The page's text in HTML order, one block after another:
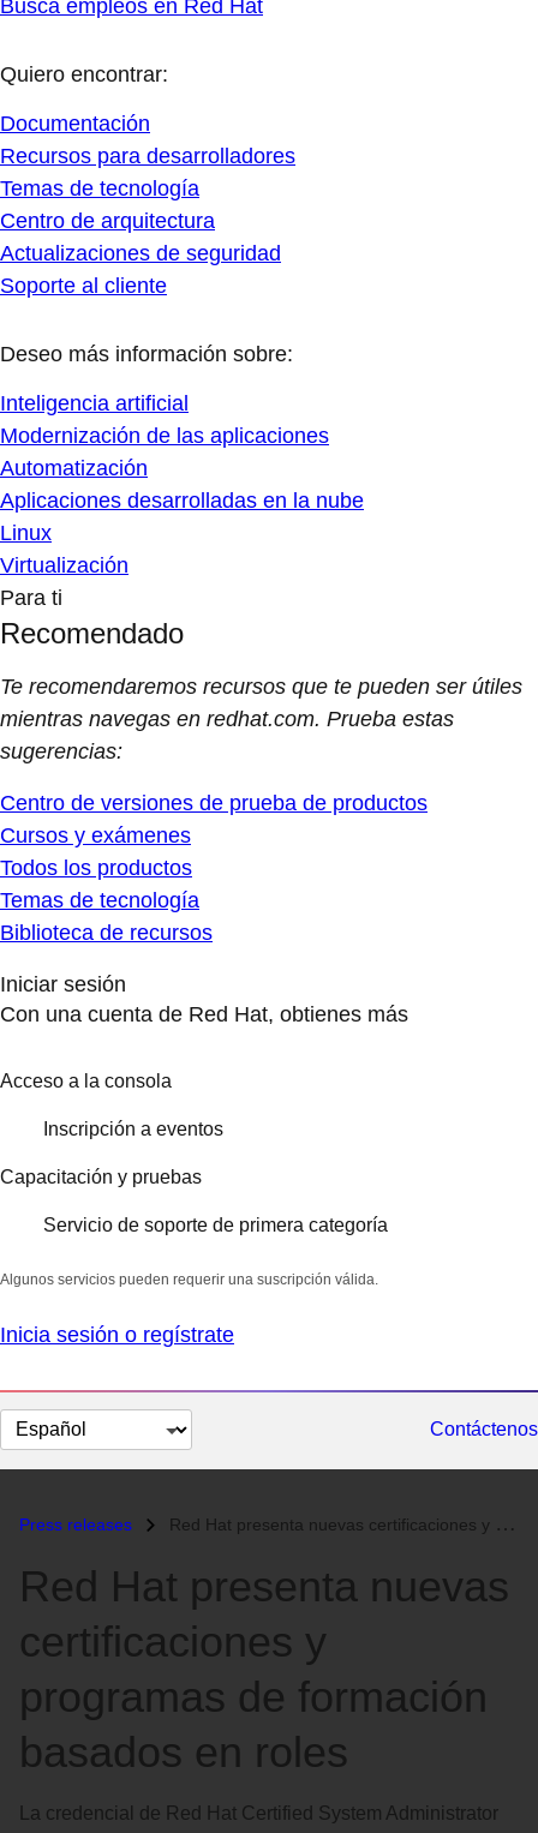
Busca empleos en Red Hat
Quiero encontrar:
Documentación
Recursos para desarrolladores
Temas de tecnología
Centro de arquitectura
Actualizaciones de seguridad
Soporte al cliente
Deseo más información sobre:
Inteligencia artificial
Modernización de las aplicaciones
Automatización
Aplicaciones desarrolladas en la nube
Linux
Virtualización
Para ti
Recomendado
Te recomendaremos recursos que te pueden ser útiles
mientras navegas en redhat.com. Prueba estas
sugerencias:
Centro de versiones de prueba de productos
Cursos y exámenes
Todos los productos
Temas de tecnología
Biblioteca de recursos
Iniciar sesión
Con una cuenta de Red Hat, obtienes más
Acceso a la consola
Inscripción a eventos
Capacitación y pruebas
Servicio de soporte de primera categoría
Algunos servicios pueden requerir una suscripción válida.
Inicia sesión o regístrate
Cambiar
el
Contáctenos
Press releases Red Hat presenta nuevas certificaciones y programas de formación basad...
Red Hat presenta nuevas
certificaciones y
programas de formación
basados en roles
La credencial de Red Hat Certified System Administrator